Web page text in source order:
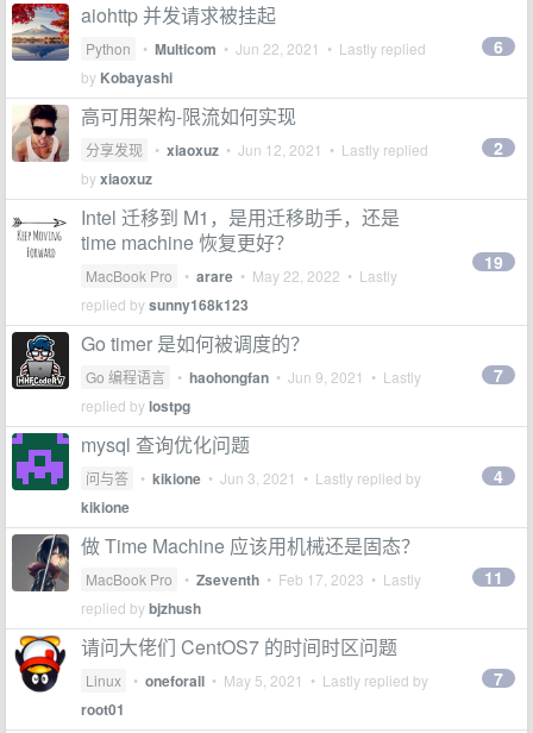
aiohttp 并发请求被挂起
Python • Multicom • Jun 22, 2021 • Lastly replied
by Kobayashi
6
高可用架构-限流如何实现
分享发现 • xiaoxuz • Jun 12, 2021 • Lastly replied
byxiaoxuz
2
Intel 迁移到 M1，是用迁移助手，还是
time machine 恢复更好？
MacBook Pro • arare • May 22, 2022 • Lastly
replied bysunny168k123
19
Go timer 是如何被调度的？
Go 编程语言 • haohongfan • Jun 9, 2021 • Lastly
replied bylostpg
7
mysql 查询优化问题
问与答 • kikione • Jun 3, 2021 • Lastly replied by
kikione
4
做 Time Machine 应该用机械还是固态？
MacBook Pro • Zseventh • Feb 17, 2023 • Lastly
replied bybjzhush
11
请问大佬们 CentOS7 的时间时区问题
Linux • oneforall • May 5, 2021 • Lastly replied by
root01
7